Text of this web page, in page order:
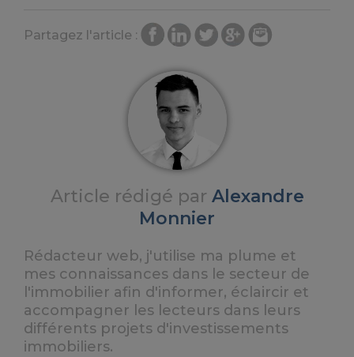
Partagez l'article :
Article rédigé par Alexandre
Monnier
Rédacteur web, j'utilise ma plume et
mes connaissances dans le secteur de
l'immobilier afin d'informer, éclaircir et
accompagner les lecteurs dans leurs
différents projets d'investissements
immobiliers.